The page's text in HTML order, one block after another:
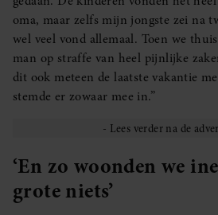
oma, maar zelfs mijn jongste zei na
wel veel vond allemaal. Toen we
man op straffe van heel pijnlijke
dit ook meteen de laatste vakantie
stemde er zowaar mee in.”
‘En zo woonden we
grote niets’